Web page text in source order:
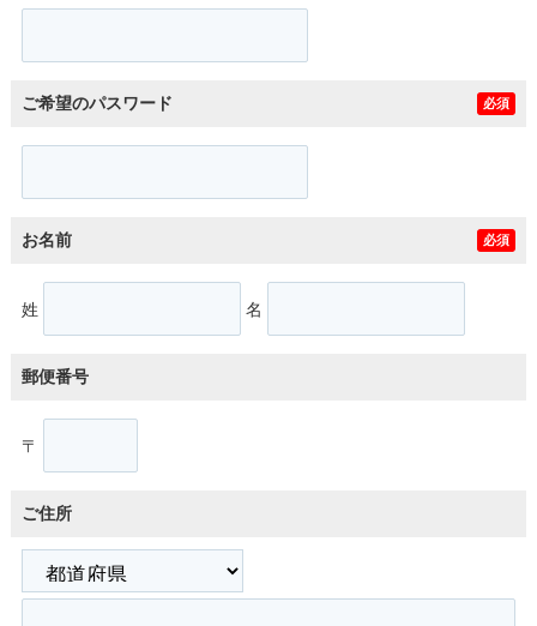
ご希望のパスワード 必須
お名前 必須
姓 名
郵便番号
〒
ご住所